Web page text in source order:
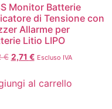
Monitor Batterie
di Tensione con
Allarme per
Litio LIPO
€ 2,71 € Escluso IVA
al carrello